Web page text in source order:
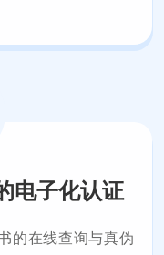
电子化认证
的在线查询与真伪